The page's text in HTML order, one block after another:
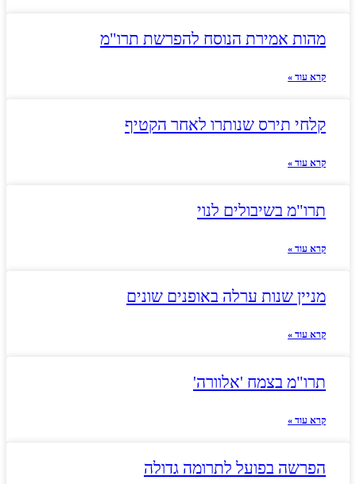
מהות אמירת הנוסח להפרשת תרו"מ
קרא עוד »
קלחי תירס שנותרו לאחר הקטיף
קרא עוד »
תרו"מ בשיבולים לנוי
קרא עוד »
מניין שנות ערלה באופנים שונים
קרא עוד »
תרו"מ בצמח 'אלוורה'
קרא עוד »
הפרשה בפועל לתרומה גדולה